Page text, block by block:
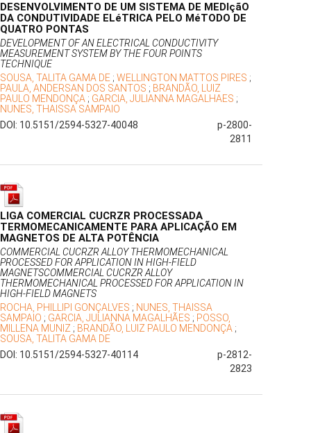
DESENVOLVIMENTO DE UM SISTEMA DE MEDIçãO
DA CONDUTIVIDADE ELéTRICA PELO MéTODO DE
QUATRO PONTAS
DEVELOPMENT OF AN ELECTRICAL CONDUCTIVITY
MEASUREMENT SYSTEM BY THE FOUR POINTS
TECHNIQUE
SOUSA, TALITA GAMA DE ; WELLINGTON MATTOS PIRES ;
PAULA, ANDERSAN DOS SANTOS ; BRANDÃO, LUIZ
PAULO MENDONÇA ; GARCIA, JULIANNA MAGALHAES ;
NUNES, THAISSA SAMPAIO
DOI: 10.5151/2594-5327-40048
p-2800-
2811
LIGA COMERCIAL CUCRZR PROCESSADA
TERMOMECANICAMENTE PARA APLICAÇÃO EM
MAGNETOS DE ALTA POTÊNCIA
COMMERCIAL CUCRZR ALLOY THERMOMECHANICAL
PROCESSED FOR APPLICATION IN HIGH-FIELD
MAGNETSCOMMERCIAL CUCRZR ALLOY
THERMOMECHANICAL PROCESSED FOR APPLICATION IN
HIGH-FIELD MAGNETS
ROCHA, PHILLIPI GONÇALVES ; NUNES, THAISSA
SAMPAIO ; GARCIA, JULIANNA MAGALHÃES ; POSSO,
MILLENA MUNIZ ; BRANDÃO, LUIZ PAULO MENDONÇA ;
SOUSA, TALITA GAMA DE
DOI: 10.5151/2594-5327-40114
p-2812-
2823